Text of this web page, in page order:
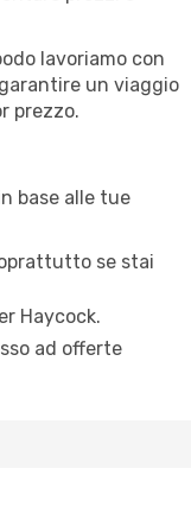
lavoriamo con
un viaggio
prezzo.
base alle tue
se stai
Haycock.
ad offerte